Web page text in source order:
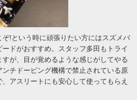
!という時に頑張りたい方にはスズメバ
ドがおすすめ。スタッフ多田もトライ
が、目が覚めるような感じがしてやる
チドーピング機構で禁止されている原
アスリートにも安心して使ってもらえ